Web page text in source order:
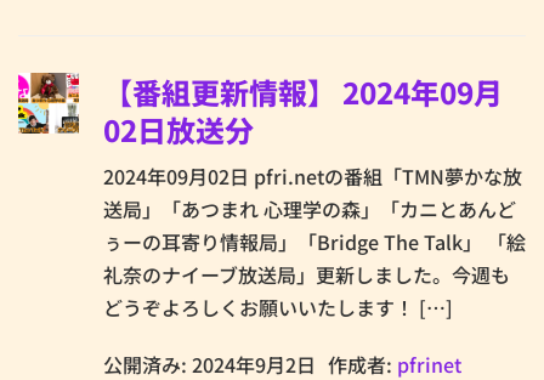
【番組更新情報】 2024年09月
02日放送分
2024年09月02日 pfri.netの番組「TMN夢かな放
送局」「あつまれ 心理学の森」「カニとあんど
ぅーの耳寄り情報局」「Bridge The Talk」 「絵
礼奈のナイーブ放送局」更新しました。今週も
どうぞよろしくお願いいたします！ […]
公開済み: 2024年9月2日 作成者: pfrinet